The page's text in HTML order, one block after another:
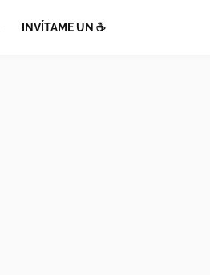
INVÍTAME UN ☕​